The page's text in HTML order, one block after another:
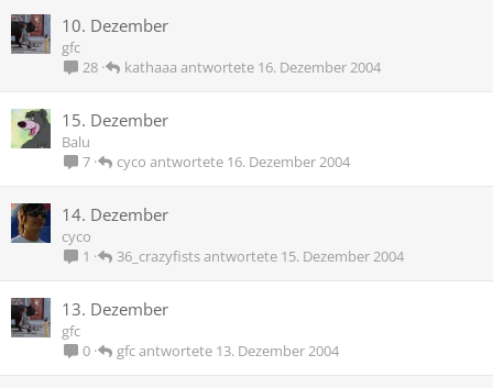
10. Dezember
gfc
28
16. Dezember 2004
kathaaa
15. Dezember
Balu
7
16. Dezember 2004
cyco
14. Dezember
cyco
1
15. Dezember 2004
36_crazyfists
13. Dezember
gfc
0
13. Dezember 2004
gfc